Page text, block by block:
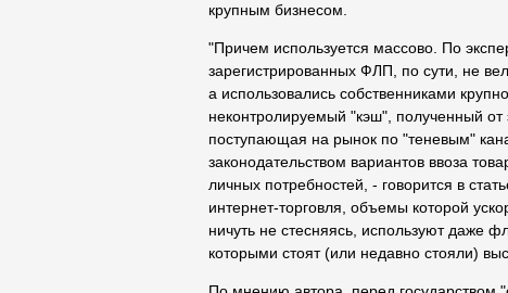
крупным бизнесом.
"Причем используется массово. По
зарегистрированных ФЛП, по сути, не
а использовались собственниками
неконтролируемый "кэш", полученный
поступающая на рынок по "теневым"
законодательством вариантов ввоза
личных потребностей, - говорится в
интернет-торговля, объемы которой
ничуть не стесняясь, используют даже
которыми стоят (или недавно стояли)